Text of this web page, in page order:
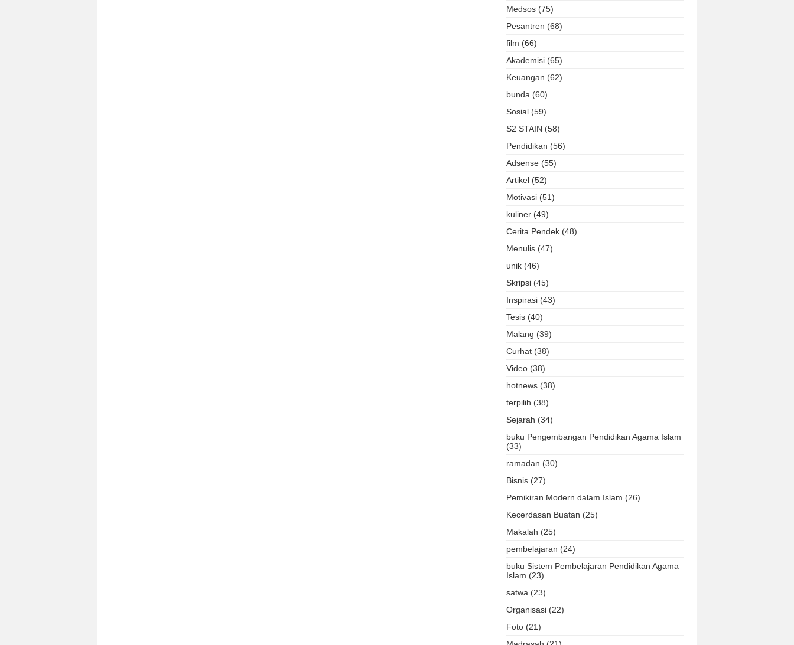
Medsos (75)
Pesantren (68)
film (66)
Akademisi (65)
Keuangan (62)
bunda (60)
Sosial (59)
S2 STAIN (58)
Pendidikan (56)
Adsense (55)
Artikel (52)
Motivasi (51)
kuliner (49)
Cerita Pendek (48)
Menulis (47)
unik (46)
Skripsi (45)
Inspirasi (43)
Tesis (40)
Malang (39)
Curhat (38)
Video (38)
hotnews (38)
terpilih (38)
Sejarah (34)
buku Pengembangan Pendidikan Agama Islam
(33)
ramadan (30)
Bisnis (27)
Pemikiran Modern dalam Islam (26)
Kecerdasan Buatan (25)
Makalah (25)
pembelajaran (24)
buku Sistem Pembelajaran Pendidikan Agama
Islam (23)
satwa (23)
Organisasi (22)
Foto (21)